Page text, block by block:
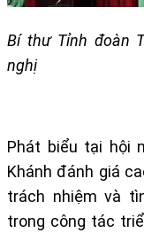
Bí thư Tỉnh đoàn
nghị
Phát biểu tại hội
Khánh đánh giá
trách nhiệm và
trong công tác